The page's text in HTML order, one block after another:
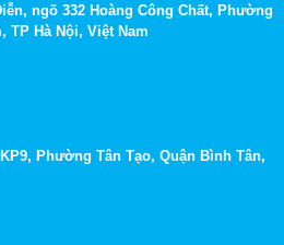
các sản phẩm
này tại
ngõ 332 Hoàng Công Chất, Phường
TP Hà Nội, Việt Nam
Phường Tân Tạo, Quận Bình Tân,